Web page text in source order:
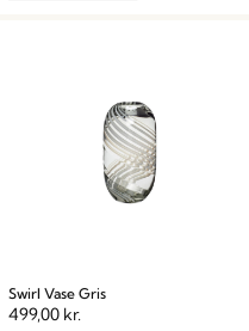
Swirl Vase Gris
499,00 kr.